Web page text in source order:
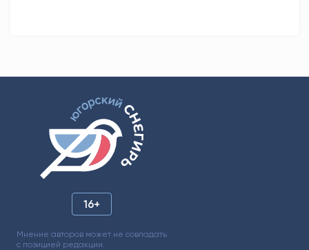
16+
Мнение авторов может не совпадать
с позицией редакции.